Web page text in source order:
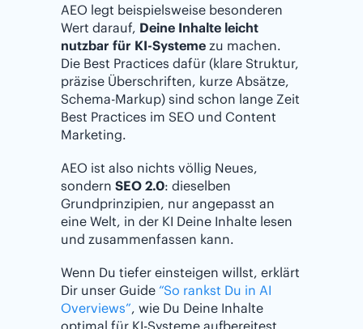
AEO legt beispielsweise besonderen
Wert darauf, Deine Inhalte leicht
nutzbar für KI-Systeme zu machen.
Die Best Practices dafür (klare Struktur,
präzise Überschriften, kurze Absätze,
Schema-Markup) sind schon lange Zeit
Best Practices im SEO und Content
Marketing.
AEO ist also nichts völlig Neues,
sondern SEO 2.0: dieselben
Grundprinzipien, nur angepasst an
eine Welt, in der KI Deine Inhalte lesen
und zusammenfassen kann.
Wenn Du tiefer einsteigen willst, erklärt
Dir unser Guide “So rankst Du in AI
Overviews”, wie Du Deine Inhalte